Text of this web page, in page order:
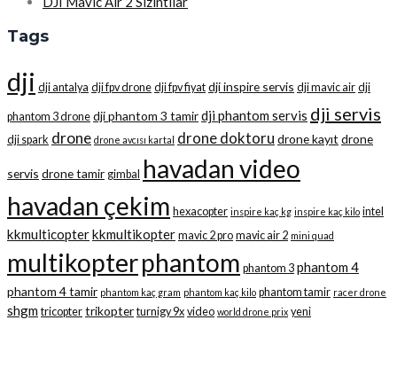
Tags
dji dji antalya dji fpv drone dji fpv fiyat dji inspire servis dji mavic air dji
phantom 3 drone dji phantom 3 tamirdji phantom servis dji servis
dji spark drone drone avcısı kartal drone doktoru drone kayıt drone
servis drone tamir gimbal havadan video
havadan çekim hexacopter inspire kaç kg inspire kaç kilo intel
kkmulticopterkkmultikopter mavic 2 pro mavic air 2 mini quad
multikopterphantom phantom 3 phantom 4
phantom 4 tamir phantom kaç gram phantom kaç kilo phantom tamir racer drone
shgm tricopter trikopter turnigy 9x video world drone prix yeni